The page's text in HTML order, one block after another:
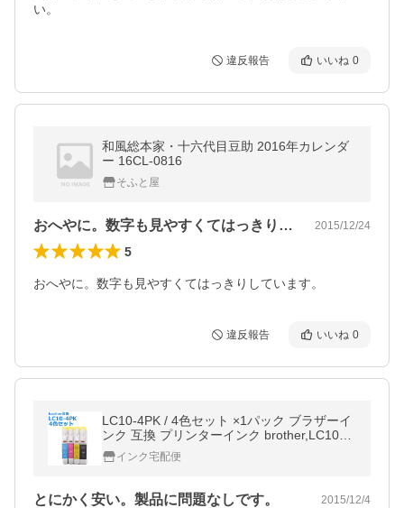
い。
違反報告 いいね 0
和風総本家・十六代目豆助 2016年カレンダ
ー 16CL-0816
そふと屋
おへやに。数字も見やすくてはっきりして… 2015/12/24
5
おへやに。数字も見やすくてはっきりしています。
違反報告 いいね 0
LC10-4PK / 4色セット ×1パック ブラザーイ
ンク 互換 プリンターインク brother,LC10B
K,LC10C,LC10M,LC10Y クーポン・ポイン
ト利用インク宅配便
とにかく安い。製品に問題なしです。 2015/12/4